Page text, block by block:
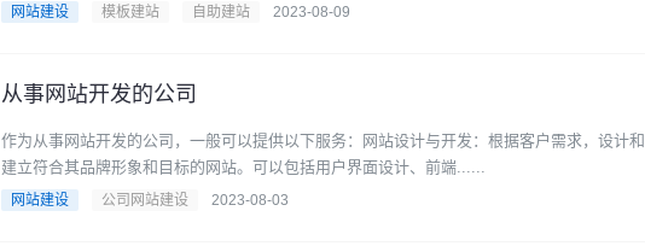
网站建设 模板建站 自助建站 2023-08-09
从事网站开发的公司
作为从事网站开发的公司，一般可以提供以下服务：网站设计与开发：根据客户需求，设计和
建立符合其品牌形象和目标的网站。可以包括用户界面设计、前端......
网站建设 公司网站建设 2023-08-03